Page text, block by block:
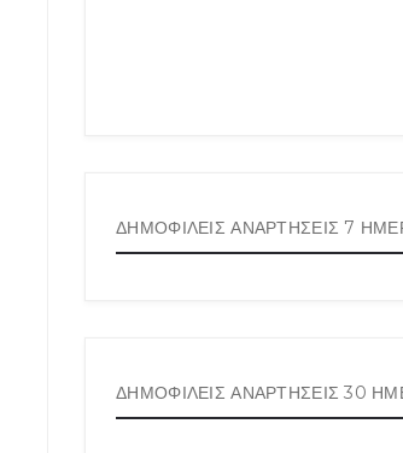
ΔΗΜΟΦΙΛΕΙΣ ΑΝΑΡΤΗΣΕΙΣ 7
ΔΗΜΟΦΙΛΕΙΣ ΑΝΑΡΤΗΣΕΙΣ 30